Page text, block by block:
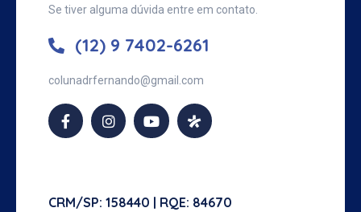
Se tiver alguma dúvida entre em contato.
(12) 9 7402-6261
colunadrfernando@gmail.com
CRM/SP: 158440 | RQE: 84670